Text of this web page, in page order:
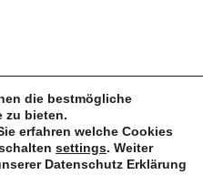
die bestmögliche
zu bieten.
erfahren welche Cookies
settings. Weiter
Datenschutz Erklärung